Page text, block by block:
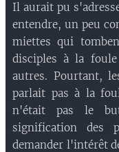
Il aurait pu
entendre, un peu
miettes qui
disciples à la
autres. Pourtant,
parlait pas à la
n'était pas le
signification des
demander l'intérêt